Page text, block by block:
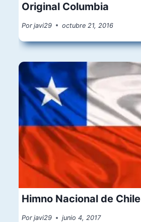
Original Columbia
Por javi29 octubre 21, 2016
Himno Nacional de Chile
Por javi29 junio 4, 2017